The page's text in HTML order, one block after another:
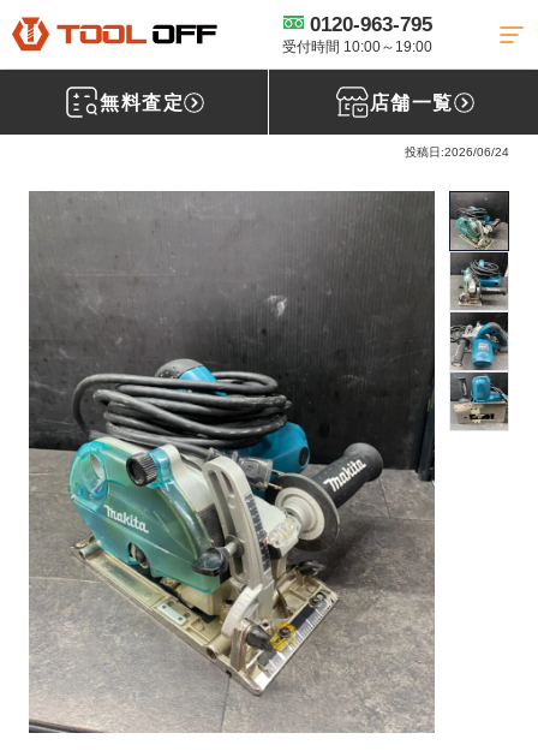
0120-963-795
受付時間 10:00～19:00
無料査定 店舗一覧
工具買取TOP 電動工具買取 ミゾキリ買取
【買取実績】ﾏｷﾀ makita/
小型ﾐｿﾞｷﾘ/3005BA 【広島県広島市からご来店】【広島店】
ﾏｷﾀ makita/小型ﾐｿﾞｷﾘ 3005BA
投稿日:2026/06/24